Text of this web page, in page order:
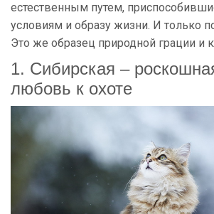
естественным путем,
условиям и образу жизни. И только
Это же образец природной грации и
1. Сибирская –
любовь к охоте